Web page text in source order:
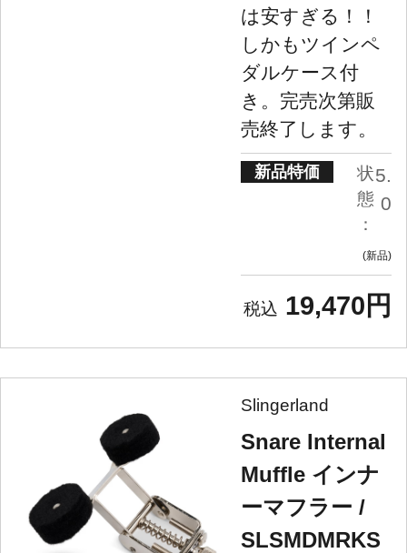
は安すぎる！！
しかもツインペ
ダルケース付
き。完売次第販
売終了します。
新品特価
状
態
：
5.
0
新品
19,470円
Slingerland
Snare Internal
Muffle インナ
ーマフラー /
SLSMDMRKS